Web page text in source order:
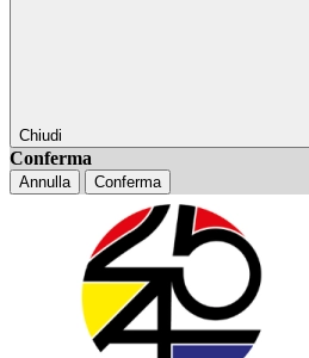
Chiudi
Conferma
Annulla Conferma